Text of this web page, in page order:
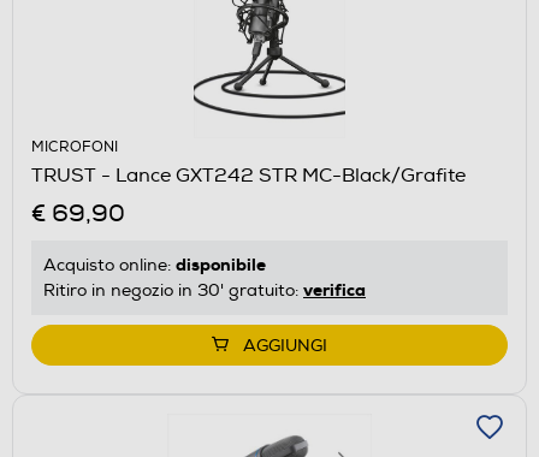
MICROFONI
TRUST - Lance GXT242 STR MC-Black/Grafite
€ 69,90
Acquisto online: disponibile
Ritiro in negozio in 30' gratuito: verifica
AGGIUNGI